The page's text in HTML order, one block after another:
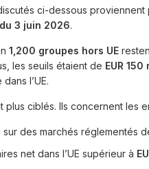
ci-dessous proviennent
3 juin 2026.
1,200 groupes hors UE
les seuils étaient de EUR 150
l’UE.
plus ciblés. Ils concernent les
des marchés réglementés
net dans l’UE supérieur à